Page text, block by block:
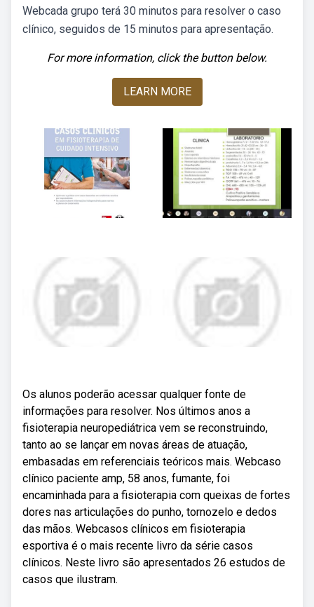
Webcada grupo terá 30 minutos para resolver o caso
clínico, seguidos de 15 minutos para apresentação.
For more information, click the button below.
LEARN MORE
Os alunos poderão acessar qualquer fonte de
informações para resolver. Nos últimos anos a
fisioterapia neuropediátrica vem se reconstruindo,
tanto ao se lançar em novas áreas de atuação,
embasadas em referenciais teóricos mais. Webcaso
clínico paciente amp, 58 anos, fumante, foi
encaminhada para a fisioterapia com queixas de fortes
dores nas articulações do punho, tornozelo e dedos
das mãos. Webcasos clínicos em fisioterapia
esportiva é o mais recente livro da série casos
clínicos. Neste livro são apresentados 26 estudos de
casos que ilustram.